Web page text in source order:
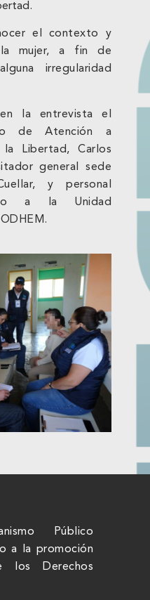
el contexto y
la mujer, a fin de
irregularidad
en la entrevista el
de Atención a
la Libertad, Carlos
general sede
y personal
a la Unidad
Público
a la promoción
Derechos